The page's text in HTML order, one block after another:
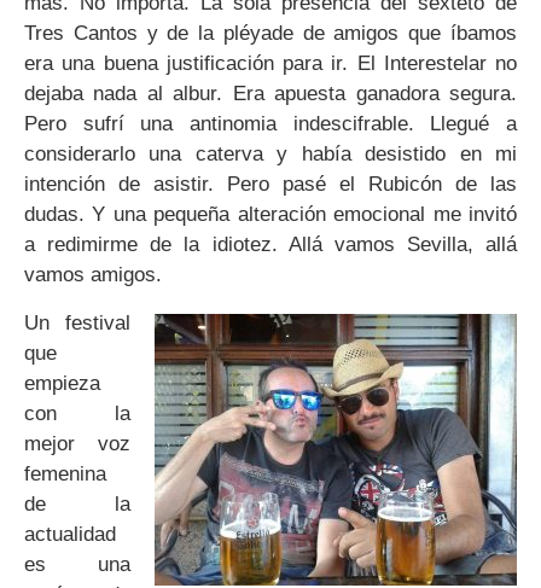
Tres Cantos y de la pléyade de amigos que íbamos
era una buena justificación para ir. El Interestelar no
dejaba nada al albur. Era apuesta ganadora segura.
Pero sufrí una antinomia indescifrable. Llegué a
considerarlo una caterva y había desistido en mi
intención de asistir. Pero pasé el Rubicón de las
dudas. Y una pequeña alteración emocional me invitó
a redimirme de la idiotez. Allá vamos Sevilla, allá
vamos amigos.
Un festival
que
empieza
con la
mejor voz
femenina
de la
actualidad
es una